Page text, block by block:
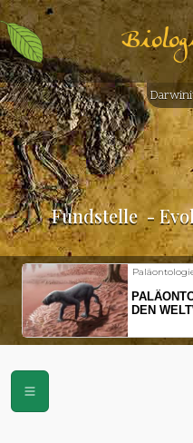
Fundstelle -
DEN
VOR